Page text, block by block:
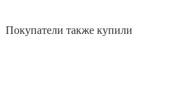
Покупатели также купили